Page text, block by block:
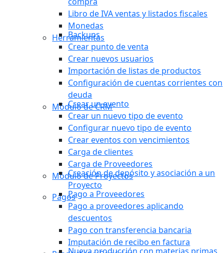
Libro de IVA ventas y listados fiscales
Monedas
Herramientas
Backups
Crear punto de venta
Crear nuevos usuarios
Importación de listas de productos
Configuración de cuentas corrientes con
deuda
Módulo de CRM
Crear un evento
Crear un nuevo tipo de evento
Configurar nuevo tipo de evento
Crear eventos con vencimientos
Carga de clientes
Carga de Proveedores
Módulo de Proyectos
Creación de depósito y asociación a un
Proyecto
PagosPago a Proveedores
Pago a proveedores aplicando
descuentos
Pago con transferencia bancaria
Imputación de recibo en factura